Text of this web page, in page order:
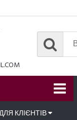
КЛІЄНТІВ